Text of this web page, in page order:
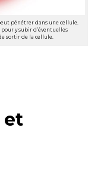
pénétrer dans une cellule.
y subir d’éventuelles
sortir de la cellule.
et